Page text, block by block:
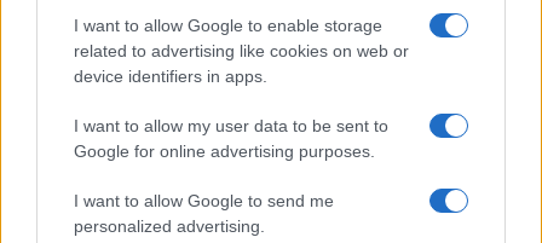
I want to allow Google to enable storage
related to advertising like cookies on web or
device identifiers in apps.
I want to allow my user data to be sent to
Google for online advertising purposes.
I want to allow Google to send me
personalized advertising.
e cosa vedere
ecco a cosa
serviranno